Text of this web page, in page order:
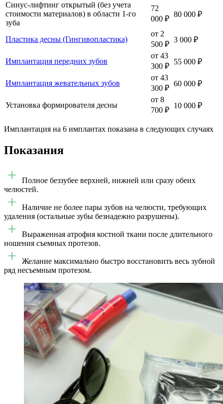
Синус-лифтинг открытый (без учета
стоимости материалов) в области 1-го
зуба
72
000 ₽
80 000 ₽
Пластика десны (Гингивопластика)
от 2
500 ₽
3 000 ₽
Имплантация передних зубов
от 43
300 ₽
55 000 ₽
Имплантация жевательных зубов
от 43
300 ₽
60 000 ₽
Установка формирователя десны
от 8
700 ₽
10 000 ₽
Имплантация на 6 имплантах показана в следующих случаях
Показания
Полное беззубее верхней, нижней или сразу обеих
челюстей.
Наличие не более пары зубов на челюсти, требующих
удаления (остальные зубы безнадежно разрушены).
Выраженная атрофия костной ткани после длительного
ношения съемных протезов.
Желание максимально быстро восстановить весь зубной
ряд несъемным протезом.